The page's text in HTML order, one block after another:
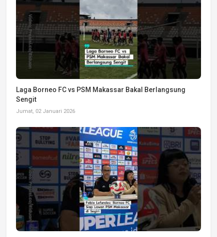
Laga Borneo FC vs PSM Makassar Bakal Berlangsung
Sengit
Jumat, 02 Januari 2026